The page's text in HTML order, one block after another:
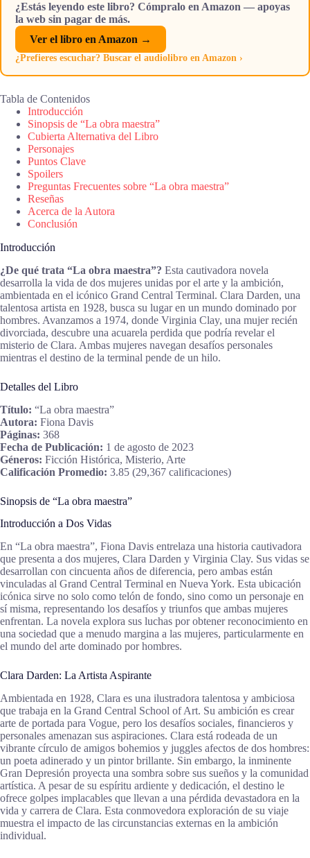
¿Estás leyendo este libro? Cómpralo en Amazon — apoyas
la web sin pagar de más.
Ver el libro en Amazon →
¿Prefieres escuchar? Buscar el audiolibro en Amazon ›
Tabla de Contenidos
Introducción
Sinopsis de “La obra maestra”
Cubierta Alternativa del Libro
Personajes
Puntos Clave
Spoilers
Preguntas Frecuentes sobre “La obra maestra”
Reseñas
Acerca de la Autora
Conclusión
Introducción
¿De qué trata “La obra maestra”? Esta cautivadora novela
desarrolla la vida de dos mujeres unidas por el arte y la ambición,
ambientada en el icónico Grand Central Terminal. Clara Darden, una
talentosa artista en 1928, busca su lugar en un mundo dominado por
hombres. Avanzamos a 1974, donde Virginia Clay, una mujer recién
divorciada, descubre una acuarela perdida que podría revelar el
misterio de Clara. Ambas mujeres navegan desafíos personales
mientras el destino de la terminal pende de un hilo.
Detalles del Libro
Título: “La obra maestra”
Autora: Fiona Davis
Páginas: 368
Fecha de Publicación: 1 de agosto de 2023
Géneros: Ficción Histórica, Misterio, Arte
Calificación Promedio: 3.85 (29,367 calificaciones)
Sinopsis de “La obra maestra”
Introducción a Dos Vidas
En “La obra maestra”, Fiona Davis entrelaza una historia cautivadora
que presenta a dos mujeres, Clara Darden y Virginia Clay. Sus vidas se
desarrollan con cincuenta años de diferencia, pero ambas están
vinculadas al Grand Central Terminal en Nueva York. Esta ubicación
icónica sirve no solo como telón de fondo, sino como un personaje en
sí misma, representando los desafíos y triunfos que ambas mujeres
enfrentan. La novela explora sus luchas por obtener reconocimiento en
una sociedad que a menudo margina a las mujeres, particularmente en
el mundo del arte dominado por hombres.
Clara Darden: La Artista Aspirante
Ambientada en 1928, Clara es una ilustradora talentosa y ambiciosa
que trabaja en la Grand Central School of Art. Su ambición es crear
arte de portada para Vogue, pero los desafíos sociales, financieros y
personales amenazan sus aspiraciones. Clara está rodeada de un
vibrante círculo de amigos bohemios y juggles afectos de dos hombres:
un poeta adinerado y un pintor brillante. Sin embargo, la inminente
Gran Depresión proyecta una sombra sobre sus sueños y la comunidad
artística. A pesar de su espíritu ardiente y dedicación, el destino le
ofrece golpes implacables que llevan a una pérdida devastadora en la
vida y carrera de Clara. Esta conmovedora exploración de su viaje
muestra el impacto de las circunstancias externas en la ambición
individual.